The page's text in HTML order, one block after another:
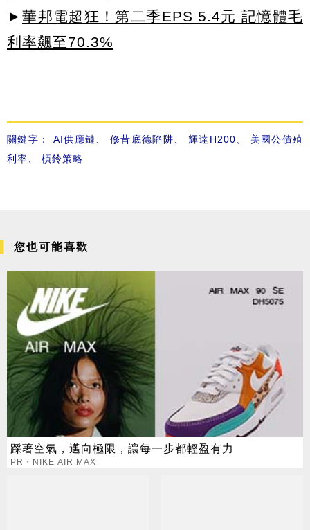
► 華邦電超狂！第二季EPS 5.4元 記憶體毛
利率飆至70.3%
關鍵字： AI供應鏈、 修昔底德陷阱、 輝達H200、 美國公債殖
利率、 槓鈴策略
您也可能喜歡
踩著空氣，邁向極限，讓每一步都輕盈有力
PR・NIKE AIR MAX